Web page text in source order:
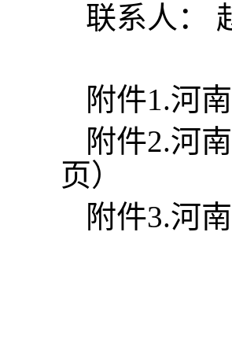
联系人：
附件1.河
附件2.河
页）
附件3.河